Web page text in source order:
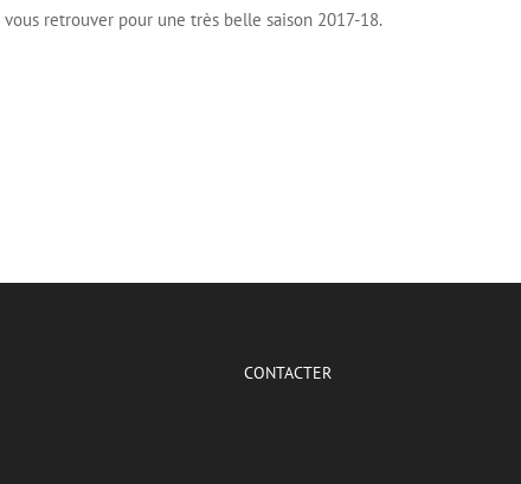
vous retrouver pour une très belle saison 2017-18.
CONTACTER